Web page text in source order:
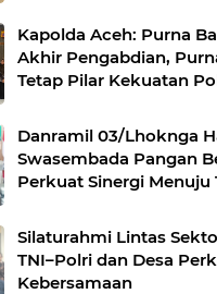
Kapolda Aceh: Purna
Akhir Pengabdian,
Tetap Pilar Kekuatan
Danramil 03/Lhoknga
Swasembada Pangan
Perkuat Sinergi Menuju
Silaturahmi Lintas
TNI–Polri dan Desa
Kebersamaan